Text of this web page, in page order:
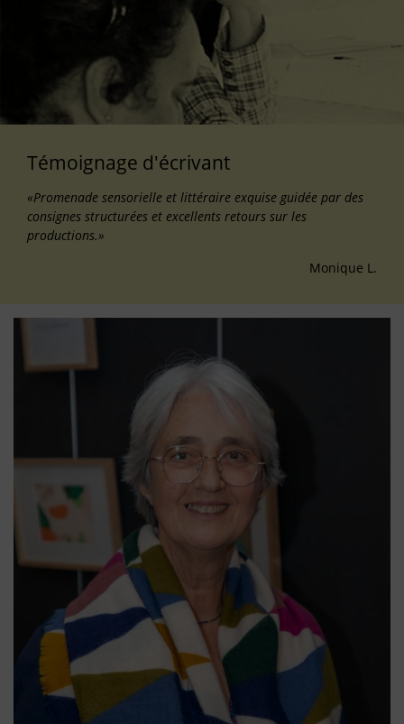
Témoignage d'écrivant
«Promenade sensorielle et littéraire exquise guidée par des
consignes structurées et excellents retours sur les
productions.»
Monique L.